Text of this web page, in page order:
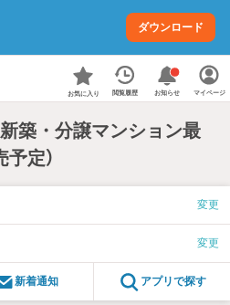
ダウンロード
お気に入り 閲覧履歴 お知らせ マイページ
新築・分譲マンション最
定）
変更
変更
新着通知 アプリで探す